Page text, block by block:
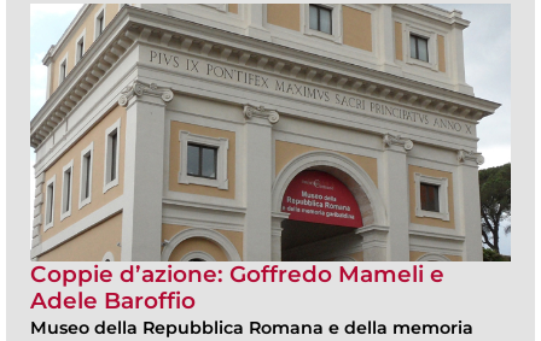
Coppie d’azione: Goffredo Mameli e
Adele Baroffio
Museo della Repubblica Romana e della memoria